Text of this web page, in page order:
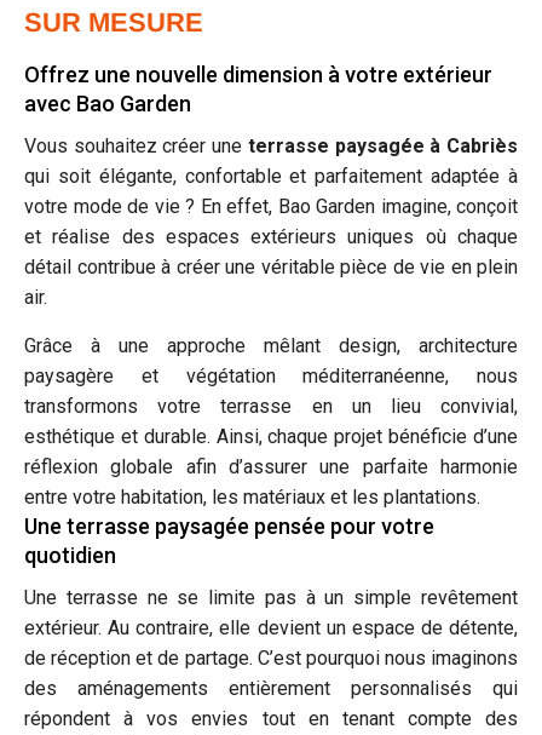
SUR MESURE
Offrez une nouvelle dimension à votre extérieur
avec Bao Garden
Vous souhaitez créer une terrasse paysagée à Cabriès
qui soit élégante, confortable et parfaitement adaptée à
votre mode de vie ? En effet, Bao Garden imagine, conçoit
et réalise des espaces extérieurs uniques où chaque
détail contribue à créer une véritable pièce de vie en plein
air.
Grâce à une approche mêlant design, architecture
paysagère et végétation méditerranéenne, nous
transformons votre terrasse en un lieu convivial,
esthétique et durable. Ainsi, chaque projet bénéficie d’une
réflexion globale afin d’assurer une parfaite harmonie
entre votre habitation, les matériaux et les plantations.
Une terrasse paysagée pensée pour votre
quotidien
Une terrasse ne se limite pas à un simple revêtement
extérieur. Au contraire, elle devient un espace de détente,
de réception et de partage. C’est pourquoi nous imaginons
des aménagements entièrement personnalisés qui
répondent à vos envies tout en tenant compte des